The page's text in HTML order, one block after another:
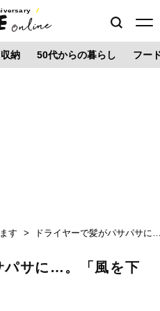
収納 50代からの暮らし フー
す ドライヤーで髪がパサパサ
パサに…。「風を下